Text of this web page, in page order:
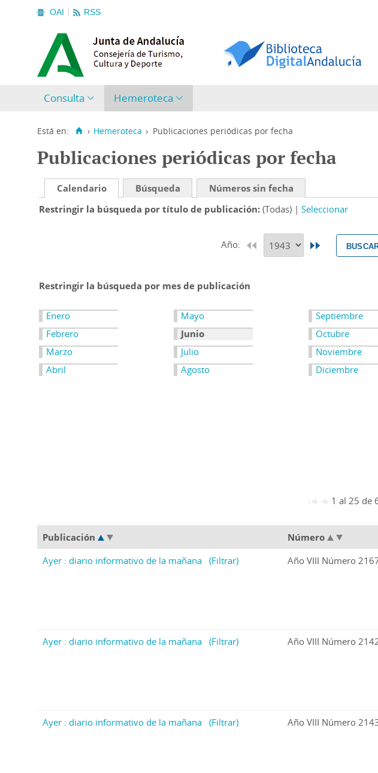
OAI RSS
Consulta Hemeroteca
Está en: › Hemeroteca › Publicaciones periódicas por fecha
Publicaciones periódicas por fecha
Calendario Búsqueda
Números sin fecha
Restringir la búsqueda por título de publicación (Todas) Seleccionar
Año:
Restringir la búsqueda por mes de publicación
Enero
Febrero
Marzo
Abril
Mayo
Junio
Julio
Agosto
Septiembre
Octubre
Noviembre
Diciembre
1 al 25 de
Publicación Número
Ayer : diario informativo de la mañana (Filtrar) Año VIII Número
Ayer : diario informativo de la mañana (Filtrar) Año VIII Número
Ayer : diario informativo de la mañana (Filtrar) Año VIII Número